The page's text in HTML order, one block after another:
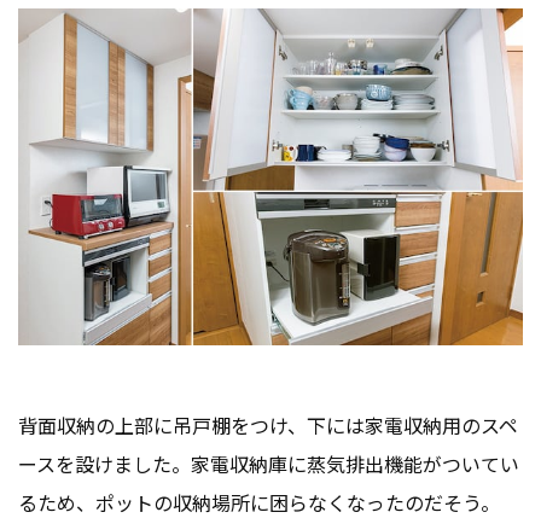
背面収納の上部に吊戸棚をつけ、下には家電収納用のスペ
ースを設けました。家電収納庫に蒸気排出機能がついてい
るため、ポットの収納場所に困らなくなったのだそう。